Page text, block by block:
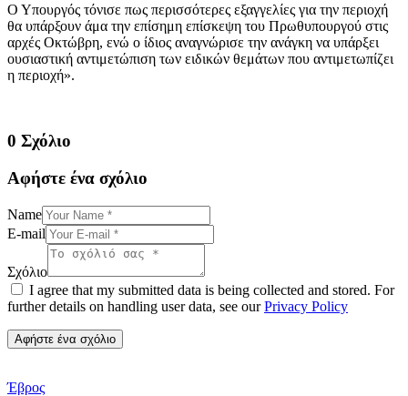
Ο Υπουργός τόνισε πως περισσότερες εξαγγελίες για την περιοχή
θα υπάρξουν άμα την επίσημη επίσκεψη του Πρωθυπουργού στις
αρχές Οκτώβρη, ενώ ο ίδιος αναγνώρισε την ανάγκη να υπάρξει
ουσιαστική αντιμετώπιση των ειδικών θεμάτων που αντιμετωπίζει
η περιοχή».
0 Σχόλιο
Αφήστε ένα σχόλιο
Name
E-mail
Σχόλιο
I agree that my submitted data is being collected and stored. For
further details on handling user data, see ourPrivacy Policy
Έβρος